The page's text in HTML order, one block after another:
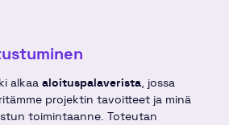
alkaaaloituspalaverista, jossa
projektin tavoitteet ja minä
toimintaanne. Toteutan